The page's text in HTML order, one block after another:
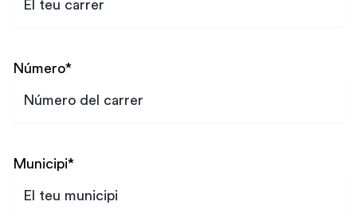
Número*
Municipi*